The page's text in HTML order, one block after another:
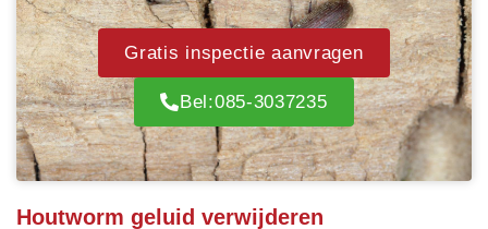
Gratis inspectie aanvragen
Bel:085-3037235
Houtworm geluid verwijderen